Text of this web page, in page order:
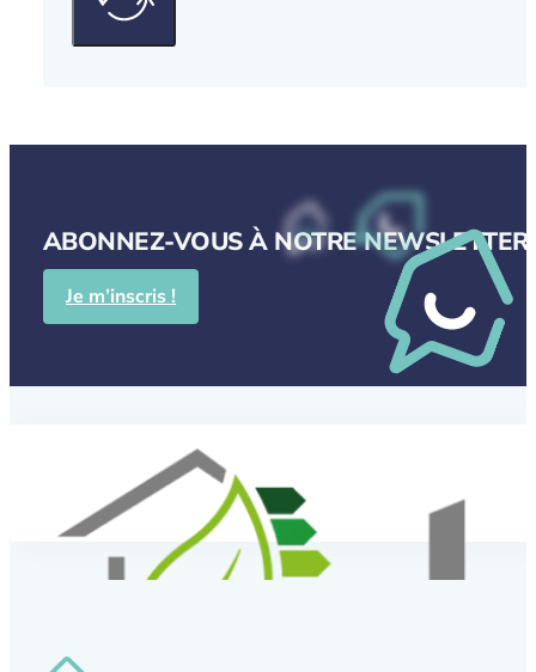
ABONNEZ-VOUS À NOTRE
Je m’inscris !